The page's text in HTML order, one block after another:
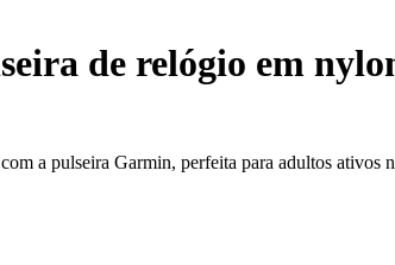
de relógio em
a pulseira Garmin, perfeita para adultos ativos